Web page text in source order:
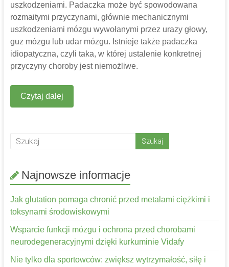
uszkodzeniami. Padaczka może być spowodowana
rozmaitymi przyczynami, głównie mechanicznymi
uszkodzeniami mózgu wywołanymi przez urazy głowy,
guz mózgu lub udar mózgu. Istnieje także padaczka
idiopatyczna, czyli taka, w której ustalenie konkretnej
przyczyny choroby jest niemożliwe.
Czytaj dalej
Najnowsze informacje
Jak glutation pomaga chronić przed metalami ciężkimi i
toksynami środowiskowymi
Wsparcie funkcji mózgu i ochrona przed chorobami
neurodegeneracyjnymi dzięki kurkuminie Vidafy
Nie tylko dla sportowców: zwiększ wytrzymałość, siłę i